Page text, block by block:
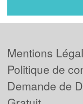
Mentions
Politique de
Demande de